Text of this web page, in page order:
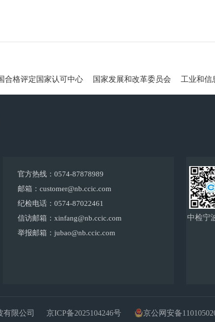
合格评定国家认可中心 国家发展和改革委员会 工业和信
官方热线：0574-87878989
邮箱：customer@nb.ccic.com
纪检电话：0574-87022461
信访邮箱：xinfang@nb.ccic.com
举报邮箱：jubao@nb.ccic.com
中检宁
有限公司 京ICP备2025104246号 京公网安备